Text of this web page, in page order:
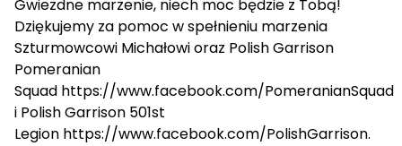
Gwiezdne marzenie, niech moc będzie z Tobą!
Dziękujemy za pomoc w spełnieniu marzenia
Szturmowcowi Michałowi oraz Polish Garrison
Pomeranian
Squad https://www.facebook.com/PomeranianSquad
i Polish Garrison 501st
Legion https://www.facebook.com/PolishGarrison.